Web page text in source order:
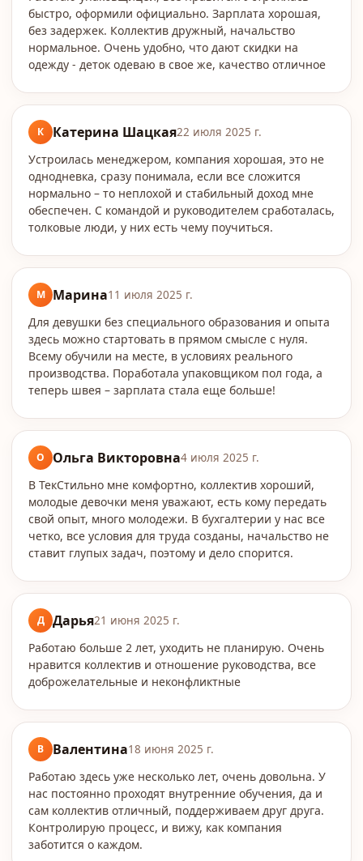
быстро, оформили официально. Зарплата хорошая,
без задержек. Коллектив дружный, начальство
нормальное. Очень удобно, что дают скидки на
одежду - деток одеваю в свое же, качество отличное
К Катерина Шацкая22 июля 2025 г.
Устроилась менеджером, компания хорошая, это не
однодневка, сразу понимала, если все сложится
нормально – то неплохой и стабильный доход мне
обеспечен. С командой и руководителем сработалась,
толковые люди, у них есть чему поучиться.
М Марина11 июля 2025 г.
Для девушки без специального образования и опыта
здесь можно стартовать в прямом смысле с нуля.
Всему обучили на месте, в условиях реального
производства. Поработала упаковщиком пол года, а
теперь швея – зарплата стала еще больше!
О Ольга Викторовна4 июля 2025 г.
В ТекСтильно мне комфортно, коллектив хороший,
молодые девочки меня уважают, есть кому передать
свой опыт, много молодежи. В бухгалтерии у нас все
четко, все условия для труда созданы, начальство не
ставит глупых задач, поэтому и дело спорится.
Д Дарья21 июня 2025 г.
Работаю больше 2 лет, уходить не планирую. Очень
нравится коллектив и отношение руководства, все
доброжелательные и неконфликтные
В Валентина18 июня 2025 г.
Работаю здесь уже несколько лет, очень довольна. У
нас постоянно проходят внутренние обучения, да и
сам коллектив отличный, поддерживаем друг друга.
Контролирую процесс, и вижу, как компания
заботится о каждом.